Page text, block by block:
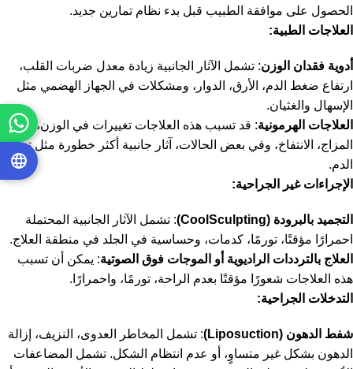
الحصول على موافقة الطبيب قبل بدء نظام تمارين جديد.
العلاجات الطبية:
أدوية فقدان الوزن: تشمل الآثار الجانبية زيادة معدل ضربات القلب،
ارتفاع ضغط الدم، الأرق، الدوار، ومشكلات في الجهاز الهضمي مثل
الإسهال والغثيان.
العلاجات الهرمونية: قد تسبب هذه العلاجات تغييرات في الوزن، تقلبات
المزاج، الانتفاخ، وفي بعض الحالات، آثار جانبية أكثر خطورة مثل تجلط
الدم.
الإجراءات غير الجراحية:
التجميد بالبرودة (CoolSculpting)
: تشمل الآثار الجانبية المحتملة
احمرارًا مؤقتًا، تورمًا، كدمات، وحساسية في الجلد في منطقة العلاج.
العلاج بالترددات الراديوية أو الموجات فوق الصوتية: يمكن أن تسبب
هذه العلاجات شعورًا مؤقتًا بعدم الراحة، تورمًا، واحمرارًا.
التدخلات الجراحية:
شفط الدهون (Liposuction)
: تشمل المخاطر العدوى، النزيف، إزالة
الدهون بشكل غير متساوٍ، أو عدم انتظام الشكل. تشمل المضاعفات